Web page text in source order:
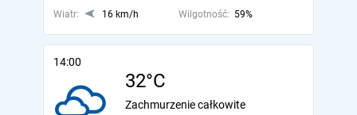
Wiatr:
16 km/h Wilgotność: 59%
14:00
32°C
Zachmurzenie całkowite